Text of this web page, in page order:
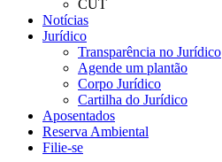
CUT
Notícias
Jurídico
Transparência no Jurídico
Agende um plantão
Corpo Jurídico
Cartilha do Jurídico
Aposentados
Reserva Ambiental
Filie-se